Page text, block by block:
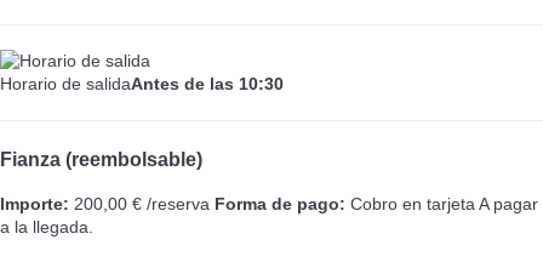
Horario de salidaAntes de las 10:30
Fianza (reembolsable)
Importe: 200,00 € /reserva Forma de pago: Cobro en tarjetaA pagar
a la llegada.